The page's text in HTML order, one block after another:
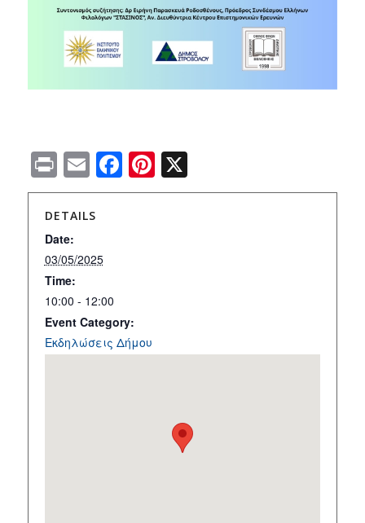
PrintEmailFacebook
Pinterest
X
DETAILS
Date:
03/05/2025
Time:
10:00 - 12:00
Event Category:
Εκδηλώσεις Δήμου